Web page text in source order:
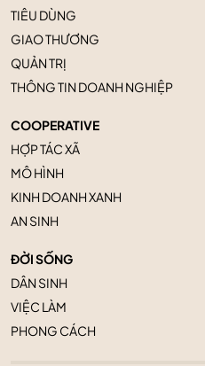
TIÊU DÙNG
GIAO THƯƠNG
QUẢN TRỊ
THÔNG TIN DOANH NGHIỆP
COOPERATIVE
HỢP TÁC XÃ
MÔ HÌNH
KINH DOANH XANH
AN SINH
ĐỜI SỐNG
DÂN SINH
VIỆC LÀM
PHONG CÁCH